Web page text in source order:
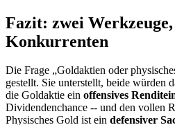
Fazit: zwei
Konkurrenten
Die Frage „Goldaktien oder
gestellt. Sie unterstellt, beide würden
die Goldaktie ein offensives
Dividendenchance -- und den vollen
Physisches Gold ist ein defensiver